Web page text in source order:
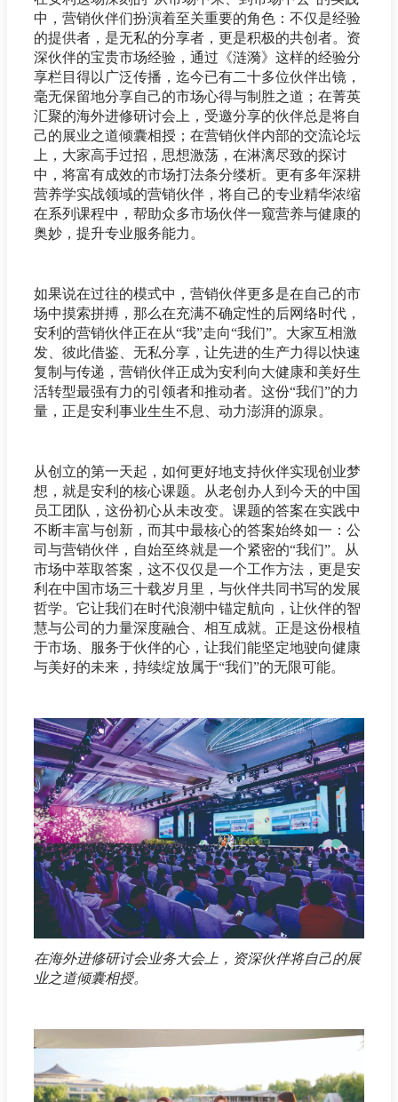
中，营销伙伴们扮演着至关重要的角色：不仅是经验
的提供者，是无私的分享者，更是积极的共创者。资
深伙伴的宝贵市场经验，通过《涟漪》这样的经验分
享栏目得以广泛传播，迄今已有二十多位伙伴出镜，
毫无保留地分享自己的市场心得与制胜之道；在菁英
汇聚的海外进修研讨会上，受邀分享的伙伴总是将自
己的展业之道倾囊相授；在营销伙伴内部的交流论坛
上，大家高手过招，思想激荡，在淋漓尽致的探讨
中，将富有成效的市场打法条分缕析。更有多年深耕
营养学实战领域的营销伙伴，将自己的专业精华浓缩
在系列课程中，帮助众多市场伙伴一窥营养与健康的
奥妙，提升专业服务能力。
如果说在过往的模式中，营销伙伴更多是在自己的市
场中摸索拼搏，那么在充满不确定性的后网络时代，
安利的营销伙伴正在从“我”走向“我们”。大家互相激
发、彼此借鉴、无私分享，让先进的生产力得以快速
复制与传递，营销伙伴正成为安利向大健康和美好生
活转型最强有力的引领者和推动者。这份“我们”的力
量，正是安利事业生生不息、动力澎湃的源泉。
从创立的第一天起，如何更好地支持伙伴实现创业梦
想，就是安利的核心课题。从老创办人到今天的中国
员工团队，这份初心从未改变。课题的答案在实践中
不断丰富与创新，而其中最核心的答案始终如一：公
司与营销伙伴，自始至终就是一个紧密的“我们”。从
市场中萃取答案，这不仅仅是一个工作方法，更是安
利在中国市场三十载岁月里，与伙伴共同书写的发展
哲学。它让我们在时代浪潮中锚定航向，让伙伴的智
慧与公司的力量深度融合、相互成就。正是这份根植
于市场、服务于伙伴的心，让我们能坚定地驶向健康
与美好的未来，持续绽放属于“我们”的无限可能。
在海外进修研讨会业务大会上，资深伙伴将自己的展
业之道倾囊相授。